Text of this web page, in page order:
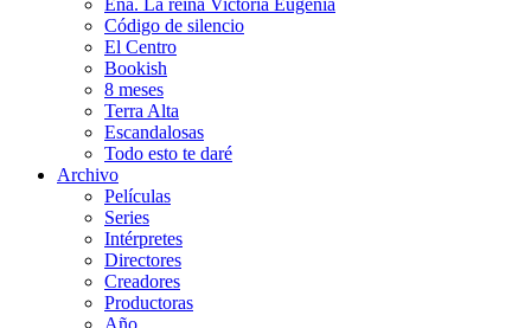
Ena. La reina Victoria Eugenia
Código de silencio
El Centro
Bookish
8 meses
Terra Alta
Escandalosas
Todo esto te daré
Archivo
Películas
Series
Intérpretes
Directores
Creadores
Productoras